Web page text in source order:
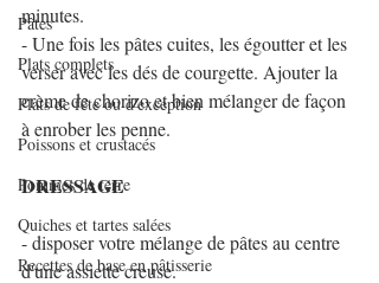
Pâtes
Plats complets
Plats de fête ou d'exception
Poissons et crustacés
Pommes de terre
Quiches et tartes salées
Recettes de base en pâtisserie
minutes.
- Une fois les pâtes cuites, les égoutter et les
verser avec les dés de courgette. Ajouter la
crème de chorizo et bien mélanger de façon
à enrober les penne.
DRESSAGE
- disposer votre mélange de pâtes au centre
d'une assiette creuse.